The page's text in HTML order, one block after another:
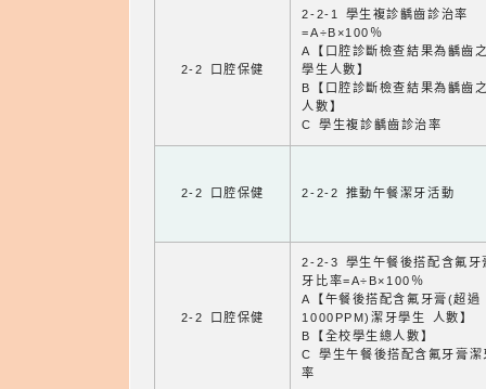
2-2 口腔保健
2-2-1 學生複診齲齒診治率
=A÷B×100％
A【口腔診斷檢查結果為齲齒
學生人數】
B【口腔診斷檢查結果為齲齒
人數】
C 學生複診齲齒診治率
2-2 口腔保健 2-2-2 推動午餐潔牙活動
2-2 口腔保健
2-2-3 學生午餐後搭配含氟牙
牙比率=A÷B×100％
A【午餐後搭配含氟牙膏(超過
1000PPM)潔牙學生 人數】
B【全校學生總人數】
C 學生午餐後搭配含氟牙膏潔
率